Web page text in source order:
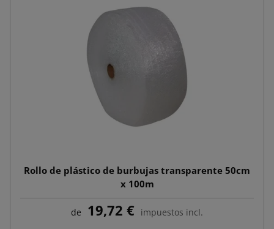
Rollo de plástico de burbujas transparente 50cm
x 100m
de 19,72 € impuestos incl.